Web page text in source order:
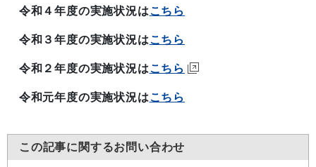
令和４年度の実施状況はこちら
令和３年度の実施状況はこちら
令和２年度の実施状況はこちら
令和元年度の実施状況はこちら
この記事に関するお問い合わせ